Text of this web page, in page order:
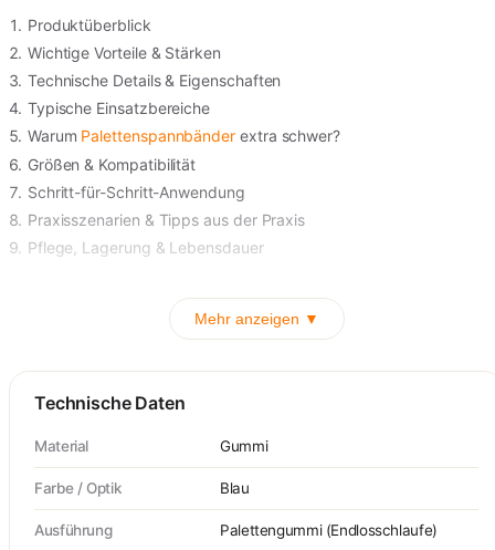
Produktüberblick
Wichtige Vorteile & Stärken
Technische Details & Eigenschaften
Typische Einsatzbereiche
Warum Palettenspannbänder extra schwer?
Größen & Kompatibilität
Schritt-für-Schritt-Anwendung
Praxisszenarien & Tipps aus der Praxis
Pflege, Lagerung & Lebensdauer
Mehr anzeigen ▼
Technische Daten
Material Gummi
Farbe / Optik Blau
Ausführung Palettengummi (Endlosschlaufe)